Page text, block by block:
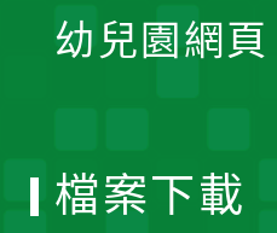
幼兒園網頁
檔案下載